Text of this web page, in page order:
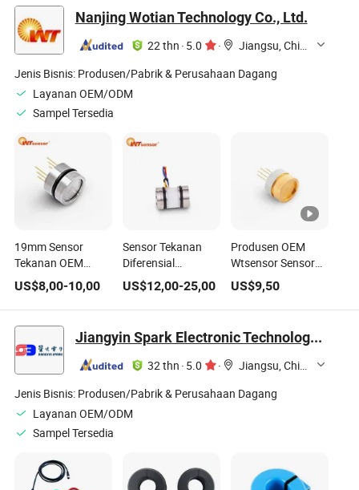
Nanjing Wotian Technology Co., Ltd.
22 thn · 5.0 ·
Jiangsu, China
Jenis Bisnis: Produsen/Pabrik & Perusahaan Dagang
Layanan OEM/ODM
Sampel Tersedia
19mm Sensor
Tekanan OEM
dengan 60-150mv
Rentang Keluaran
-100kpa hingga
100MPa PC10
US$8,00-10,00
Sensor Tekanan
Diferensial
Piezoresistif Silikon
Transmitter OEM
0.25%Fs
US$12,00-25,00
Produsen OEM
Wtsensor Sensor
Tekanan Berlapis
Emas untuk
Aplikasi Hidrogen
US$9,50
Jiangyin Spark Electronic Technology Co., Ltd.
32 thn · 5.0 ·
Jiangsu, China
Jenis Bisnis: Produsen/Pabrik & Perusahaan Dagang
Layanan OEM/ODM
Sampel Tersedia